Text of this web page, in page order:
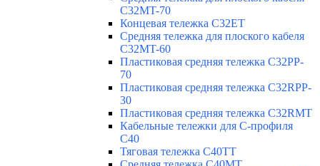
C32MT-70
Концевая тележка C32ET
Средняя тележка для плоского кабеля
C32MT-60
Пластиковая средняя тележка C32PP-
70
Пластиковая средняя тележка C32RPP-
30
Пластиковая средняя тележка C32RMT
Кабельные тележки для С-профиля
C40
Тяговая тележка C40TT